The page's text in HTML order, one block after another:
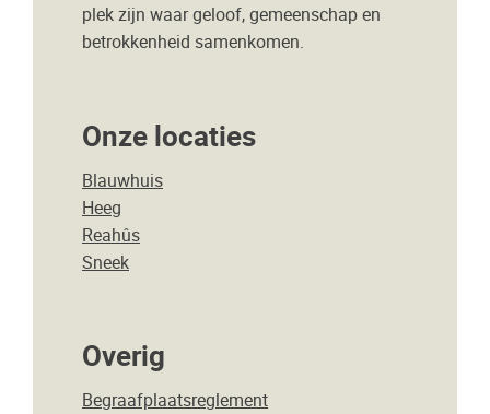
plek zijn waar geloof, gemeenschap en
betrokkenheid samenkomen.
Onze locaties
Blauwhuis
Heeg
Reahûs
Sneek
Overig
Begraafplaatsreglement